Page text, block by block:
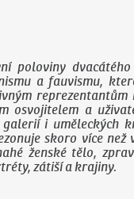
poloviny
a fauvismu,
reprezentantům
osvojitelem a
i uměleckých
skoro více
ženské tělo,
zátiší a krajiny.